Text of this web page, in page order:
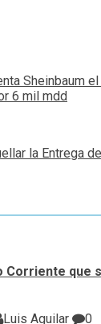
Sheinbaum
6 mil mdd
la Entrega
Corriente que
Luis Aguilar
0